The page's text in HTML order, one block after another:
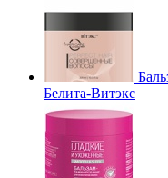
Белита-Витэкс